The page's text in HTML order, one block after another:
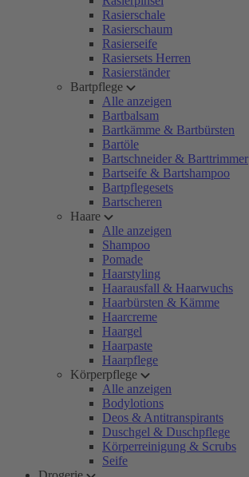
Rasierschale
Rasierschaum
Rasierseife
Rasiersets Herren
Rasierständer
Bartpflege
Alle anzeigen
Bartbalsam
Bartkämme & Bartbürsten
Bartöle
Bartschneider & Barttrimmer
Bartseife & Bartshampoo
Bartpflegesets
Bartscheren
Haare
Alle anzeigen
Shampoo
Pomade
Haarstyling
Haarausfall & Haarwuchs
Haarbürsten & Kämme
Haarcreme
Haargel
Haarpaste
Haarpflege
Körperpflege
Alle anzeigen
Bodylotions
Deos & Antitranspirants
Duschgel & Duschpflege
Körperreinigung & Scrubs
Seife